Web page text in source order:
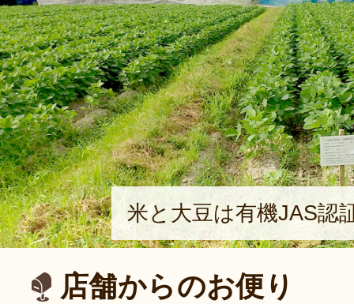
米と大豆は有機JAS認
店舗からのお便り